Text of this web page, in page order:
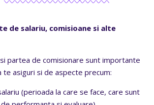
de salariu, comisioane si alte
partea de comisionare sunt importante
te asiguri si de aspecte precum:
(perioada la care se face, care sunt